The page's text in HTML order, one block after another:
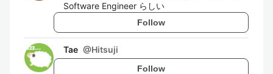
Software Engineer らしい
Follow
Tae @Hitsuji
Follow